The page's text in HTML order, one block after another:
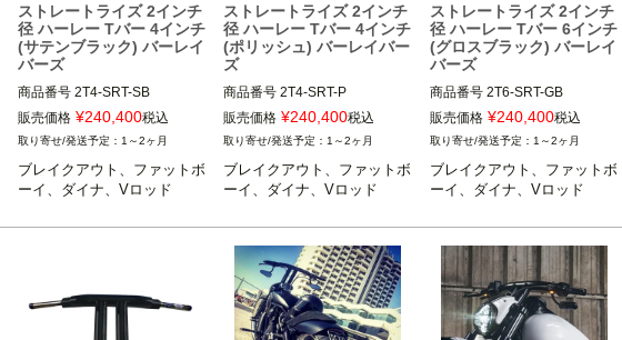
ストレートライズ 2インチ
径 ハーレー Tバー 4インチ
(サテンブラック) バーレイ
バーズ
商品番号 2T4-SRT-SB
販売価格 ¥240,400税込
1～2ヶ月
ブレイクアウト、ファットボ
ーイ、ダイナ、Vロッド
ストレートライズ 2インチ
径 ハーレー Tバー 4インチ
(ポリッシュ) バーレイバー
ズ
商品番号2T4-SRT-P
販売価格 ¥240,400税込
1～2ヶ月
ブレイクアウト、ファットボ
ーイ、ダイナ、Vロッド
ストレートライズ 2インチ
径 ハーレー Tバー 6インチ
(グロスブラック) バーレイ
バーズ
商品番号 2T6-SRT-GB
販売価格 ¥240,400税込
1～2ヶ月
ブレイクアウト、ファットボ
ーイ、ダイナ、Vロッド